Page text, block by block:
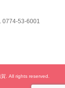
53-6001
. All rights reserved.